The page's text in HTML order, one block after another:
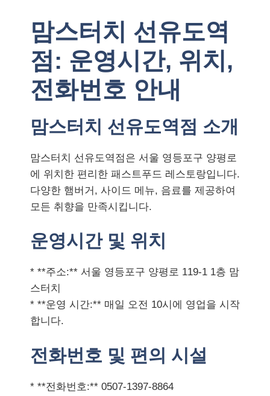
맘스터치 선유도역
점: 운영시간, 위치,
전화번호 안내
맘스터치 선유도역점 소개
맘스터치 선유도역점은 서울 영등포구 양평로
에 위치한 편리한 패스트푸드 레스토랑입니다.
다양한 햄버거, 사이드 메뉴, 음료를 제공하여
모든 취향을 만족시킵니다.
운영시간 및 위치
* **주소:** 서울 영등포구 양평로 119-1 1층 맘
스터치
* **운영 시간:** 매일 오전 10시에 영업을 시작
합니다.
전화번호 및 편의 시설
* **전화번호:** 0507-1397-8864